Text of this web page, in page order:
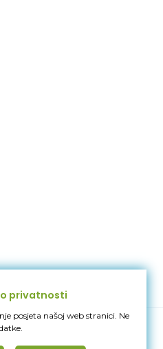
All Rights Reserved
privatnosti
posjeta našoj web stranici. Ne